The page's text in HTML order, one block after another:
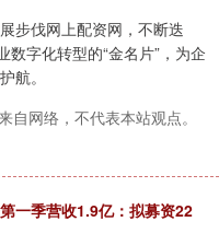
步伐网上配资网，不断迭
数字化转型的“金名片”，为企
航。
自网络，不代表本站观点。
一季营收1.9亿：拟募资22